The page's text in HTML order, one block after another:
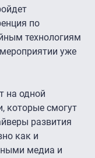
по
технологиям
уже
на одной
которые смогут
развития
как и
медиа и